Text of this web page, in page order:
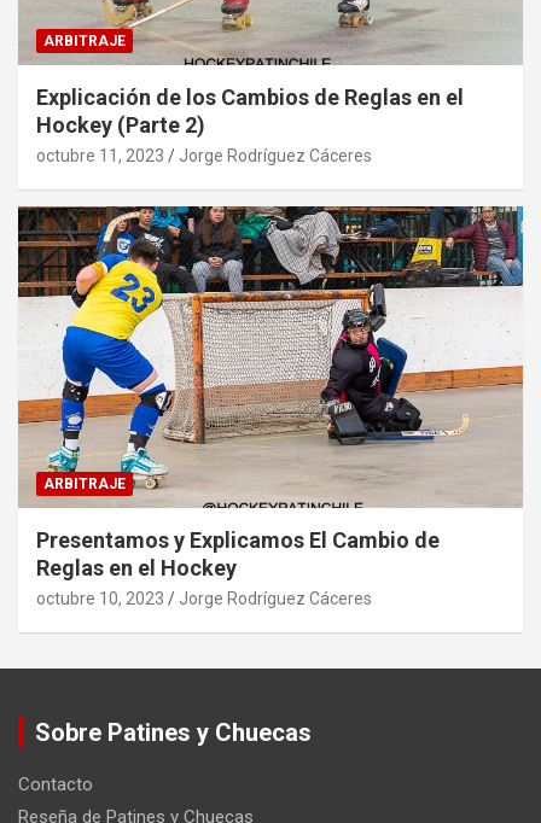
ARBITRAJE
Explicación de los Cambios de Reglas en el
Hockey (Parte 2)
octubre 11, 2023 Jorge Rodríguez Cáceres
ARBITRAJE
Presentamos y Explicamos El Cambio de
Reglas en el Hockey
octubre 10, 2023 Jorge Rodríguez Cáceres
Sobre Patines y Chuecas
Contacto
Reseña de Patines y Chuecas